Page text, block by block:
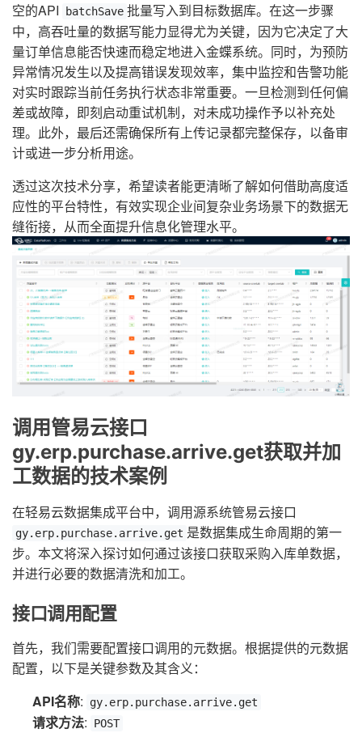
空的API
batchSave 批量写入到目标数据库。在这一步骤
中，高吞吐量的数据写能力显得尤为关键，因为它决定了大
量订单信息能否快速而稳定地进入金蝶系统。同时，为预防
异常情况发生以及提高错误发现效率，集中监控和告警功能
对实时跟踪当前任务执行状态非常重要。一旦检测到任何偏
差或故障，即刻启动重试机制，对未成功操作予以补充处
理。此外，最后还需确保所有上传记录都完整保存，以备审
计或进一步分析用途。
透过这次技术分享，希望读者能更清晰了解如何借助高度适
应性的平台特性，有效实现企业间复杂业务场景下的数据无
缝衔接，从而全面提升信息化管理水平。
调用管易云接口
gy.erp.purchase.arrive.get获取并加
工数据的技术案例
在轻易云数据集成平台中，调用源系统管易云接口
gy.erp.purchase.arrive.get 是数据集成生命周期的第一
步。本文将深入探讨如何通过该接口获取采购入库单数据，
并进行必要的数据清洗和加工。
接口调用配置
首先，我们需要配置接口调用的元数据。根据提供的元数据
配置，以下是关键参数及其含义：
API名称: gy.erp.purchase.arrive.get
请求方法: POST